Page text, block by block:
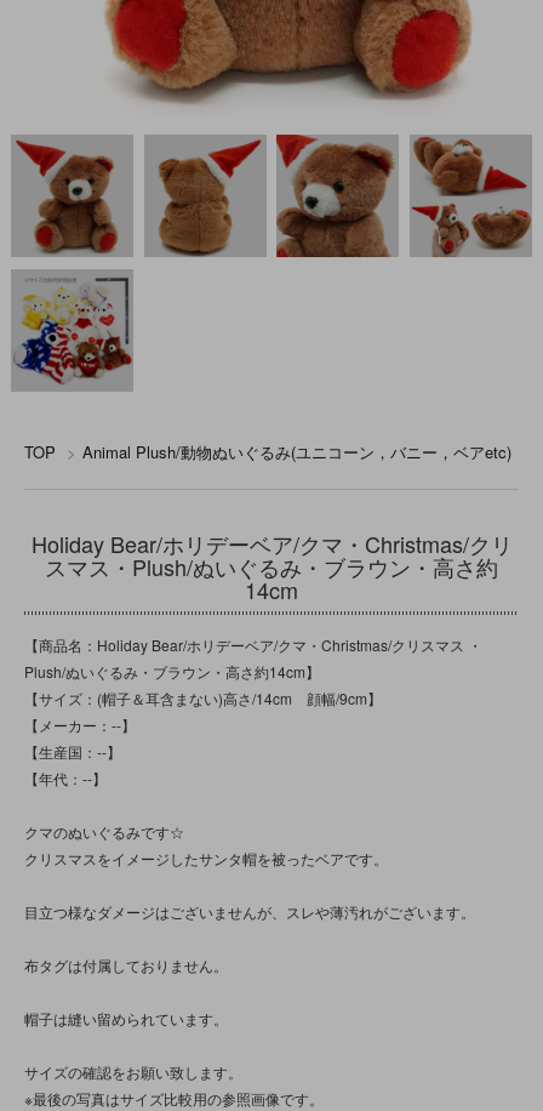
TOP > Animal Plush/動物ぬいぐるみ(ユニコーン，バニー，ベアetc)
Holiday Bear/ホリデーベア/クマ・Christmas/クリ
スマス・Plush/ぬいぐるみ・ブラウン・高さ約
14cm
【商品名：Holiday Bear/ホリデーベア/クマ・Christmas/クリスマス ・
Plush/ぬいぐるみ・ブラウン・高さ約14cm】
【サイズ：(帽子＆耳含まない)高さ/14cm 顔幅/9cm】
【メーカー：--】
【生産国：--】
【年代：--】
クマのぬいぐるみです☆
クリスマスをイメージしたサンタ帽を被ったベアです。
目立つ様なダメージはございませんが、スレや薄汚れがございます。
布タグは付属しておりません。
帽子は縫い留められています。
サイズの確認をお願い致します。
※最後の写真はサイズ比較用の参照画像です。